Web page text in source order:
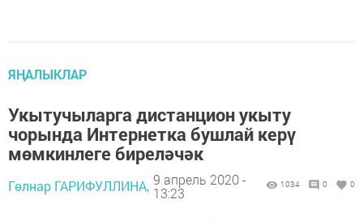
ЯҢАЛЫКЛАР
Укытучыларга дистанцион укыту
чорында Интернетка бушлай керү
мөмкинлеге биреләчәк
Гөлнар ГАРИФУЛЛИНА, 9 апрель 2020 -
13:23
1034 0 0